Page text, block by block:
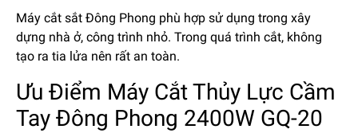
Máy cắt sắt Đông Phong phù hợp sử dụng trong xây
dựng nhà ở, công trình nhỏ. Trong quá trình cắt, không
tạo ra tia lửa nên rất an toàn.
Ưu Điểm Máy Cắt Thủy Lực Cầm
Tay Đông Phong 2400W GQ-20